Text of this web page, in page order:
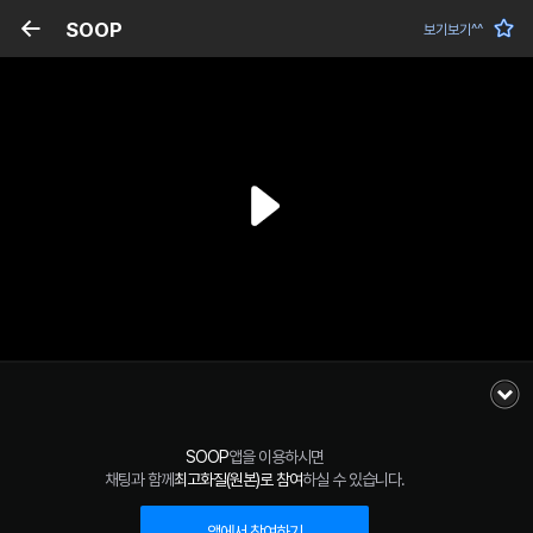
SOOP 보기보기^^
SOOP앱을 이용하시면
채팅과 함께최고화질(원본)로 참여하실 수 있습니다.